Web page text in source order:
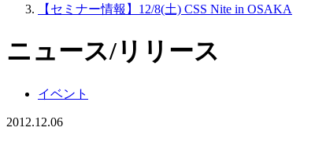
【セミナー情報】12/8(土) CSS Nite in OSAKA
ニュース/リリース
イベント
2012.12.06